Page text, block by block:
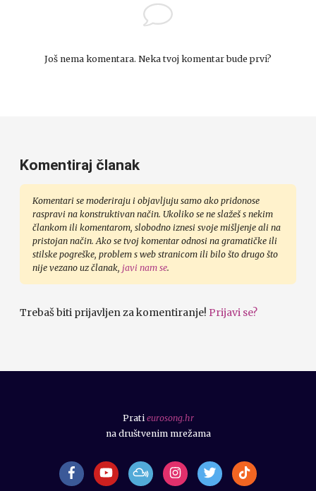
Još nema komentara. Neka tvoj komentar bude prvi?
Komentiraj članak
Komentari se moderiraju i objavljuju samo ako pridonose
raspravi na konstruktivan način. Ukoliko se ne slažeš s nekim
člankom ili komentarom, slobodno iznesi svoje mišljenje ali na
pristojan način. Ako se tvoj komentar odnosi na gramatičke ili
stilske pogreške, problem s web stranicom ili bilo što drugo što
nije vezano uz članak, javi nam se.
Trebaš biti prijavljen za komentiranje! Prijavi se?
Prati eurosong.hr
na društvenim mrežama